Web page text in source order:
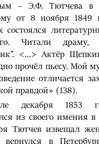
– Э.Ф. Тютчева
от 8 ноября 1849
состоялся
Читали драму,
<…> Актёр
прочёл пьесу. Мой
отличается
правдой» (138).
декабря 1853
из своего имения
Тютчев извещал
вернулся в